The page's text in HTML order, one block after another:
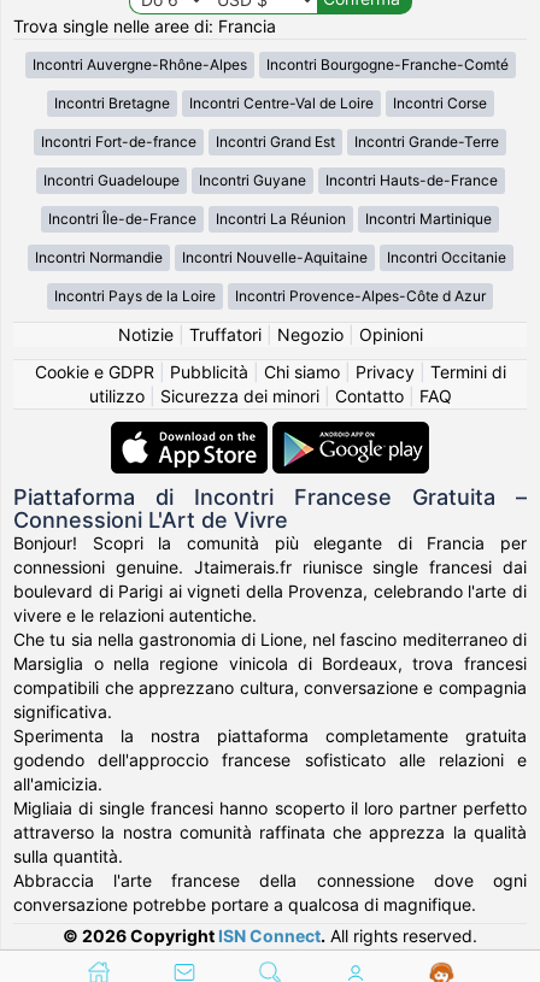
Trova single nelle aree di: Francia
Incontri Auvergne-Rhône-Alpes Incontri Bourgogne-Franche-Comté
Incontri Bretagne Incontri Centre-Val de Loire Incontri Corse
Incontri Fort-de-france Incontri Grand Est Incontri Grande-Terre
Incontri Guadeloupe Incontri Guyane Incontri Hauts-de-France
Incontri Île-de-France Incontri La Réunion Incontri Martinique
Incontri Normandie Incontri Nouvelle-Aquitaine Incontri Occitanie
Incontri Pays de la Loire Incontri Provence-Alpes-Côte d Azur
Notizie| Truffatori| Negozio| Opinioni
Cookie e GDPR
Pubblicità Chi siamo| Privacy| Termini di
utilizzo| Sicurezza dei minori| Contatto| FAQ
Piattaforma di Incontri Francese Gratuita –
Connessioni L'Art de Vivre
Bonjour! Scopri la comunità più elegante di Francia per
connessioni genuine. Jtaimerais.fr riunisce single francesi dai
boulevard di Parigi ai vigneti della Provenza, celebrando l'arte di
vivere e le relazioni autentiche.
Che tu sia nella gastronomia di Lione, nel fascino mediterraneo di
Marsiglia o nella regione vinicola di Bordeaux, trova francesi
compatibili che apprezzano cultura, conversazione e compagnia
significativa.
Sperimenta la nostra piattaforma completamente gratuita
godendo dell'approccio francese sofisticato alle relazioni e
all'amicizia.
Migliaia di single francesi hanno scoperto il loro partner perfetto
attraverso la nostra comunità raffinata che apprezza la qualità
sulla quantità.
Abbraccia l'arte francese della connessione dove ogni
conversazione potrebbe portare a qualcosa di magnifique.
© 2026 Copyright ISN Connect. All rights reserved.